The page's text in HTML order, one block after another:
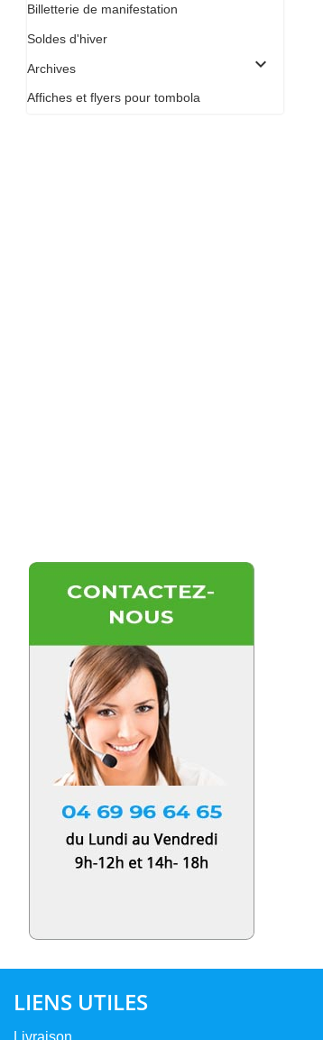
Billetterie de manifestation
Soldes d'hiver
Archives expand_more
Affiches et flyers pour tombola
LIENS UTILES
Livraison